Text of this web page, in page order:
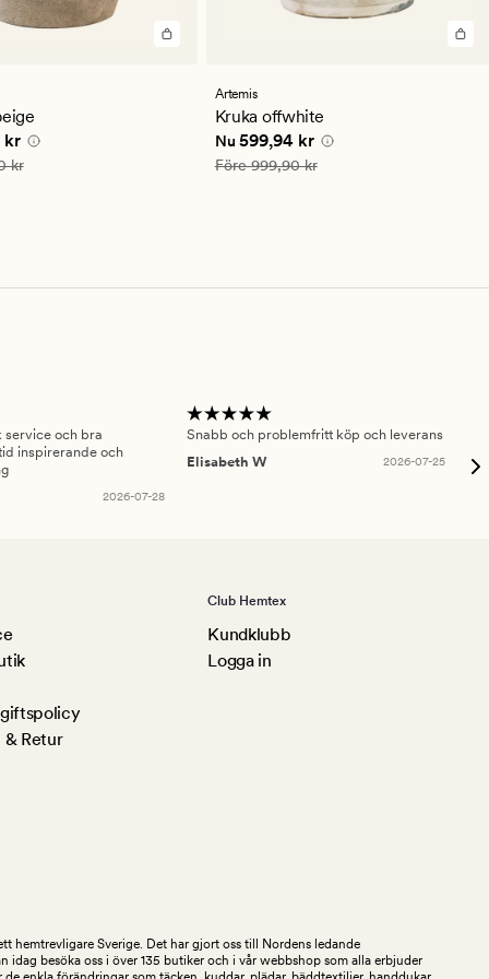
pris
kr
499,90 kr
kr
Artemis
Kruka offwhite
Nuvarande pris
Nu 599,94 kr
Ordinarie pris 999,90 kr
Före999,90 kr
service och bra
inspirerande och
2026-07-28
Snabb och problemfritt köp och leverans
Elisabeth W
2026-07-25
Retur
Club Hemtex
Kundklubb
Logga in
hemtrevligare Sverige. Det har gjort oss till Nordens ledande
idag besöka oss i över 135 butiker och i vår webbshop som alla erbjuder